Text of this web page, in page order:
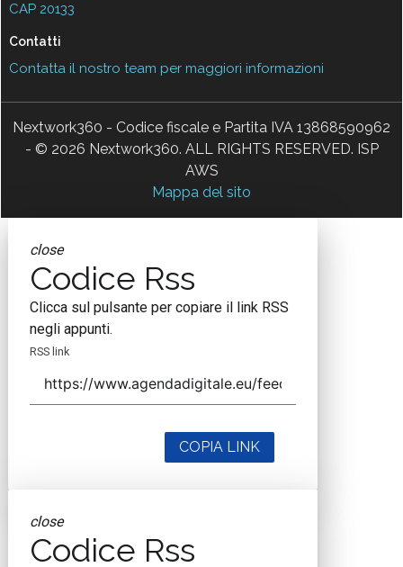
CAP 20133
Contatti
Contatta il nostro team per maggiori informazioni
Nextwork360 - Codice fiscale e Partita IVA 13868590962
- © 2026 Nextwork360. ALL RIGHTS RESERVED. ISP
AWS
Mappa del sito
close
Codice Rss
Clicca sul pulsante per copiare il link RSS
negli appunti.
RSS link
COPIA LINK
close
Codice Rss